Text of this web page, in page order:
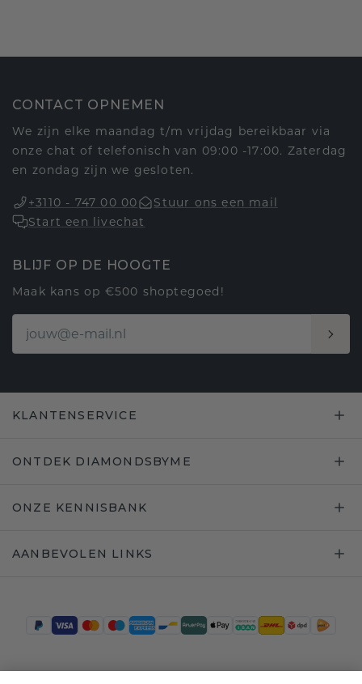
CONTACT OPNEMEN
We zijn elke maandag t/m vrijdag bereikbaar via
onze chat of telefonisch van 09:00 -17:00. Zaterdag
en zondag zijn we gesloten.
+3110 - 747 00 00
Stuur ons een mail
Start een livechat
BLIJF OP DE HOOGTE
Maak kans op €500 shoptegoed!
KLANTENSERVICE
ONTDEK DIAMONDSBYME
ONZE KENNISBANK
AANBEVOLEN LINKS